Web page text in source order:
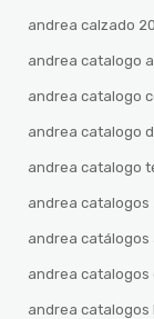
andrea calzado
andrea catalogo
andrea catalogo
andrea catalogo
andrea catalogo
andrea catalogos
andrea catálogos
andrea catalogos
andrea catalogos